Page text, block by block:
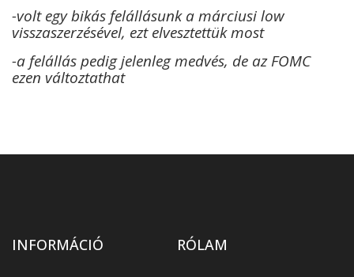
-volt egy bikás felállásunk a márciusi low
visszaszerzésével, ezt elvesztettük most
-a felállás pedig jelenleg medvés, de az FOMC
ezen változtathat
INFORMÁCIÓ RÓLAM